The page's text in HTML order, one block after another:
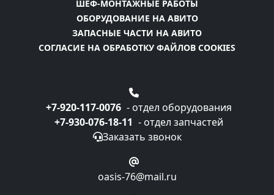
ШЕФ-МОНТАЖНЫЕ РАБОТЫ
ОБОРУДОВАНИЕ НА АВИТО
ЗАПАСНЫЕ ЧАСТИ НА АВИТО
СОГЛАСИЕ НА ОБРАБОТКУ ФАЙЛОВ COOKIES
+7-920-117-0076 - отдел оборудования
+7-930-076-18-11 - отдел запчастей
Заказать звонок
oasis-76@mail.ru